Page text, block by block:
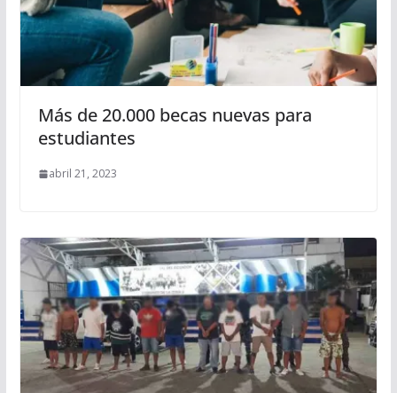
Más de 20.000 becas nuevas para
estudiantes
abril 21, 2023